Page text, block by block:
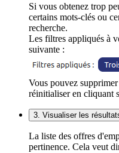
Si vous obtenez trop
certains mots-clés ou
recherche.
Les filtres appliqués à
suivante :
Vous pouvez
réinitialiser en cliquant
3. Visualiser les
La liste des offres
pertinence. Cela veut